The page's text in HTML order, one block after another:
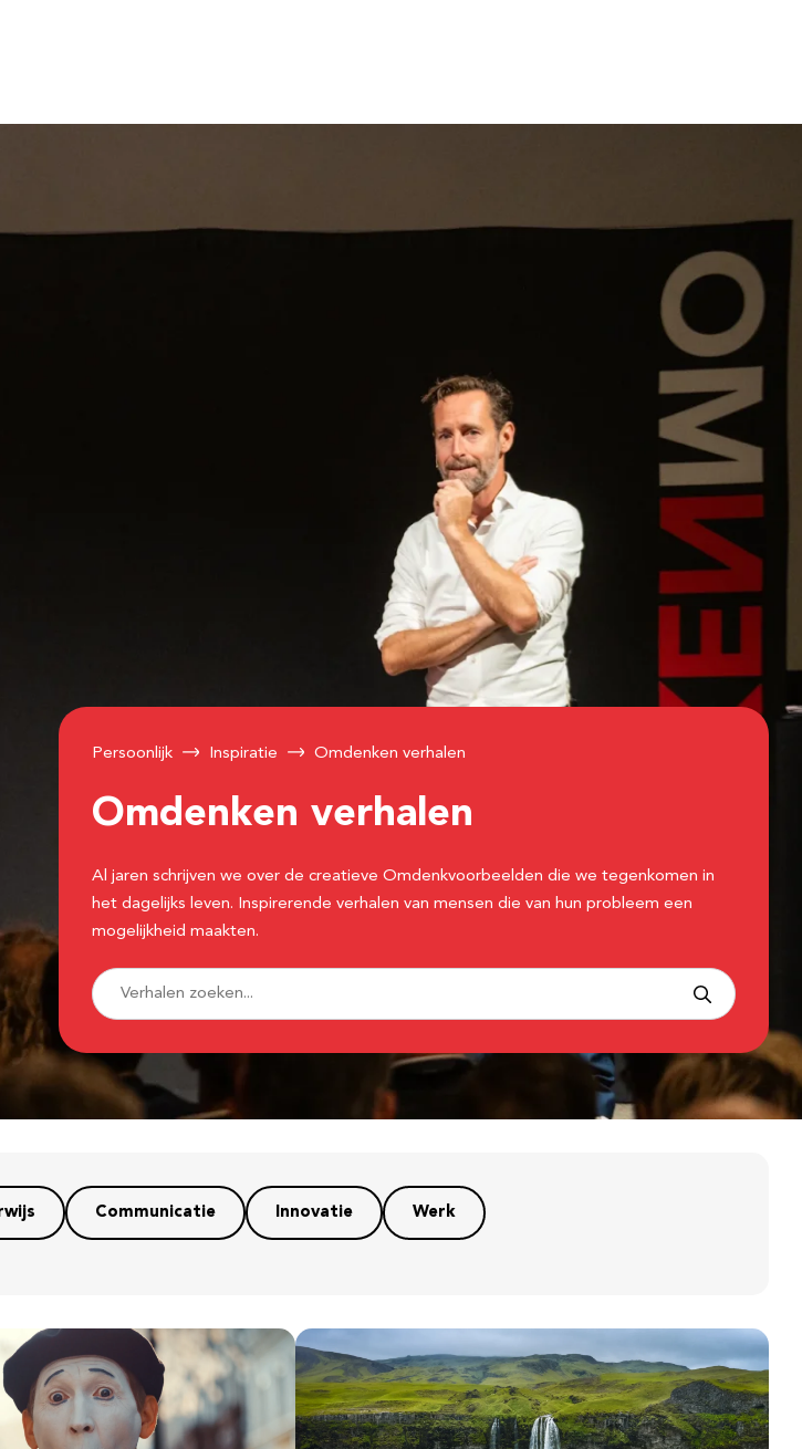
Persoonlijk Inspiratie Omdenken verhalen
Omdenken verhalen
Al jaren schrijven we over de creatieve Omdenkvoorbeelden die we tegenkomen in
het dagelijks leven. Inspirerende verhalen van mensen die van hun probleem een
mogelijkheid maakten.
Communicatie Innovatie Werk